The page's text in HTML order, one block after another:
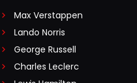
Max Verstappen
Lando Norris
George Russell
Charles Leclerc